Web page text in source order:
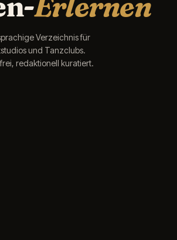
Verzeichnis für
und Tanzclubs.
redaktionell kuratiert.